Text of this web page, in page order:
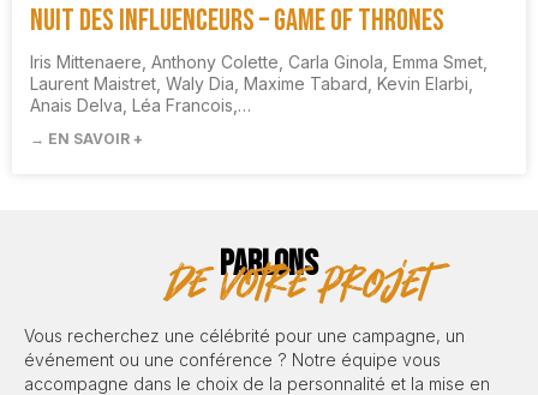
Nuit des influenceurs – Game Of Thrones
Iris Mittenaere, Anthony Colette, Carla Ginola, Emma Smet,
Laurent Maistret, Waly Dia, Maxime Tabard, Kevin Elarbi,
Anais Delva, Léa Francois,…
→ EN SAVOIR +
PARLONS
de votre projet
Vous recherchez une célébrité pour une campagne, un
événement ou une conférence ? Notre équipe vous
accompagne dans le choix de la personnalité et la mise en